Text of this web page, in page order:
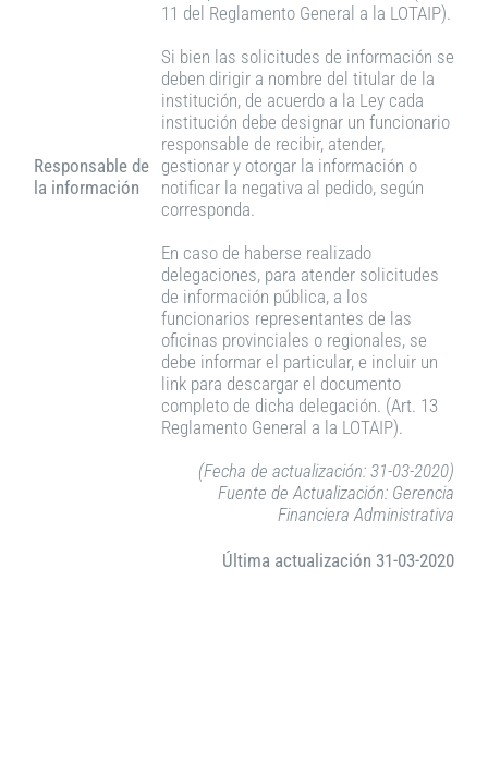
Responsable de
la información
11 del Reglamento General a la LOTAIP).
Si bien las solicitudes de información se
deben dirigir a nombre del titular de la
institución, de acuerdo a la Ley cada
institución debe designar un funcionario
responsable de recibir, atender,
gestionar y otorgar la información o
notificar la negativa al pedido, según
corresponda.
En caso de haberse realizado
delegaciones, para atender solicitudes
de información pública, a los
funcionarios representantes de las
oficinas provinciales o regionales, se
debe informar el particular, e incluir un
link para descargar el documento
completo de dicha delegación. (Art. 13
Reglamento General a la LOTAIP).
(Fecha de actualización: 31-03-2020)
Fuente de Actualización: Gerencia
Financiera Administrativa
Última actualización 31-03-2020